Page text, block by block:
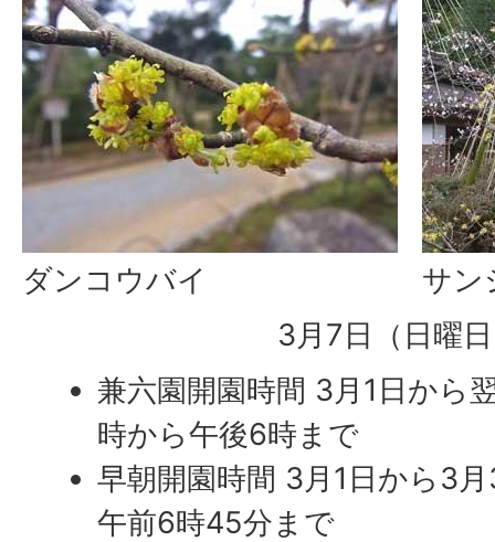
ダンコウバイ
サン
3月7日（日曜
兼六園開園時間 3月1日から
時から午後6時まで
早朝開園時間 3月1日から3
午前6時45分まで